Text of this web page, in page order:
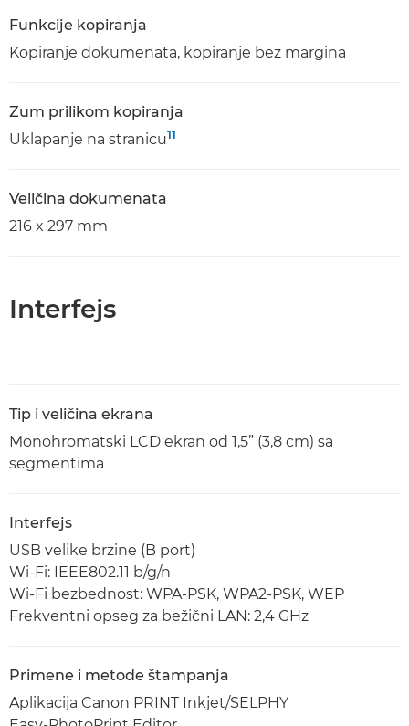
Funkcije kopiranja
Kopiranje dokumenata, kopiranje bez margina
Zum prilikom kopiranja
Uklapanje na stranicu11
Veličina dokumenata
216 x 297 mm
Interfejs
Tip i veličina ekrana
Monohromatski LCD ekran od 1,5” (3,8 cm) sa
segmentima
Interfejs
USB velike brzine (B port)
Wi-Fi: IEEE802.11 b/g/n
Wi-Fi bezbednost: WPA-PSK, WPA2-PSK, WEP
Frekventni opseg za bežični LAN: 2,4 GHz
Primene i metode štampanja
Aplikacija Canon PRINT Inkjet/SELPHY